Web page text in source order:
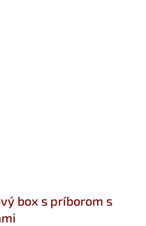
box s príborom s